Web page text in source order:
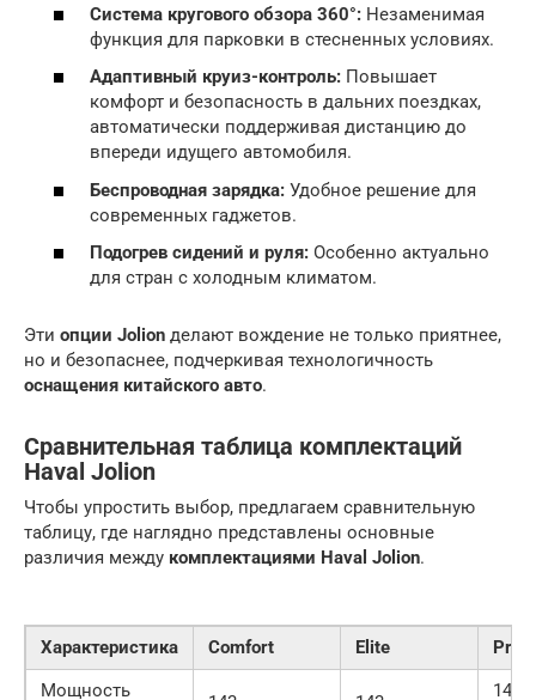
Система кругового обзора 360°: Незаменимая
функция для парковки в стесненных условиях.
Адаптивный круиз-контроль: Повышает
комфорт и безопасность в дальних поездках,
автоматически поддерживая дистанцию до
впереди идущего автомобиля.
Беспроводная зарядка: Удобное решение для
современных гаджетов.
Подогрев сидений и руля: Особенно актуально
для стран с холодным климатом.
Эти опции Jolion делают вождение не только приятнее,
но и безопаснее, подчеркивая технологичность
оснащения китайского авто.
Сравнительная таблица комплектаций
Haval Jolion
Чтобы упростить выбор, предлагаем сравнительную
таблицу, где наглядно представлены основные
различия между комплектациями Haval Jolion.
Характеристика Comfort Elite
Мощность
143